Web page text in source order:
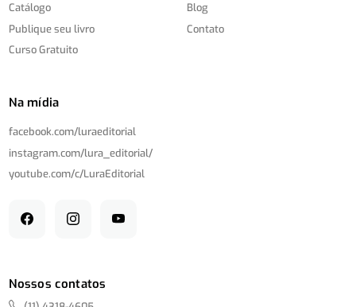
Catálogo
Publique seu livro
Curso Gratuito
Blog
Contato
Na mídia
facebook.com/luraeditorial
instagram.com/lura_editorial/
youtube.com/c/LuraEditorial
Nossos contatos